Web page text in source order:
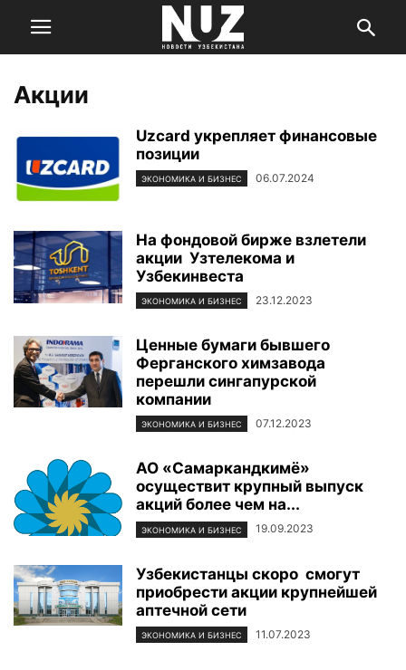
Акции
Uzcard укрепляет финансовые
позиции
ЭКОНОМИКА И БИЗНЕС 06.07.2024
На фондовой бирже взлетели
акции Узтелекома и
Узбекинвеста
ЭКОНОМИКА И БИЗНЕС 23.12.2023
Ценные бумаги бывшего
Ферганского химзавода
перешли сингапурской
компании
ЭКОНОМИКА И БИЗНЕС 07.12.2023
АО «Самаркандкимё»
осуществит крупный выпуск
акций более чем на...
ЭКОНОМИКА И БИЗНЕС 19.09.2023
Узбекистанцы скоро смогут
приобрести акции крупнейшей
аптечной сети
ЭКОНОМИКА И БИЗНЕС 11.07.2023